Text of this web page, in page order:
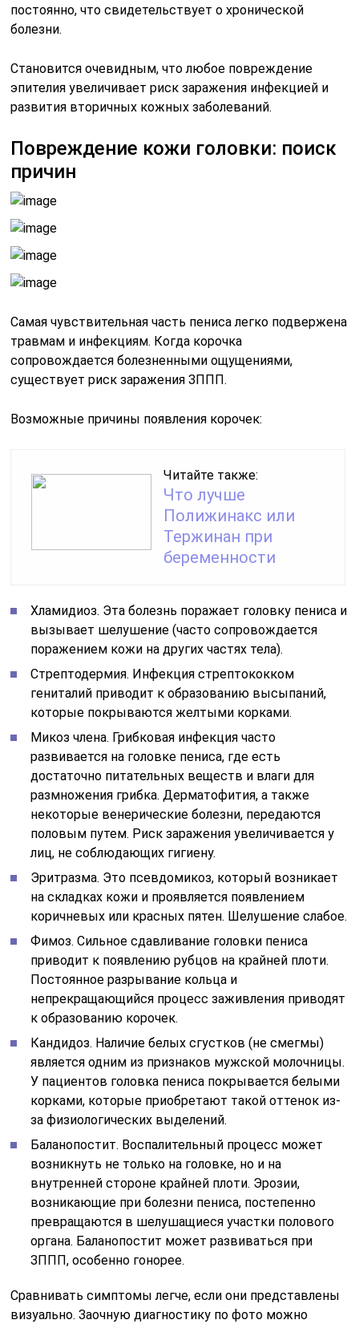
постоянно, что свидетельствует о хронической
болезни.
Становится очевидным, что любое повреждение
эпителия увеличивает риск заражения инфекцией и
развития вторичных кожных заболеваний.
Повреждение кожи головки: поиск
причин
Самая чувствительная часть пениса легко подвержена
травмам и инфекциям. Когда корочка
сопровождается болезненными ощущениями,
существует риск заражения ЗППП.
Возможные причины появления корочек:
Читайте также:
Что лучше
Полижинакс или
Тержинан при
беременности
Хламидиоз. Эта болезнь поражает головку пениса и
вызывает шелушение (часто сопровождается
поражением кожи на других частях тела).
Стрептодермия. Инфекция стрептококком
гениталий приводит к образованию высыпаний,
которые покрываются желтыми корками.
Микоз члена. Грибковая инфекция часто
развивается на головке пениса, где есть
достаточно питательных веществ и влаги для
размножения грибка. Дерматофития, а также
некоторые венерические болезни, передаются
половым путем. Риск заражения увеличивается у
лиц, не соблюдающих гигиену.
Эритразма. Это псевдомикоз, который возникает
на складках кожи и проявляется появлением
коричневых или красных пятен. Шелушение слабое.
Фимоз. Сильное сдавливание головки пениса
приводит к появлению рубцов на крайней плоти.
Постоянное разрывание кольца и
непрекращающийся процесс заживления приводят
к образованию корочек.
Кандидоз. Наличие белых сгустков (не смегмы)
является одним из признаков мужской молочницы.
У пациентов головка пениса покрывается белыми
корками, которые приобретают такой оттенок из-
за физиологических выделений.
Баланопостит. Воспалительный процесс может
возникнуть не только на головке, но и на
внутренней стороне крайней плоти. Эрозии,
возникающие при болезни пениса, постепенно
превращаются в шелушащиеся участки полового
органа. Баланопостит может развиваться при
ЗППП, особенно гонорее.
Сравнивать симптомы легче, если они представлены
визуально. Заочную диагностику по фото можно